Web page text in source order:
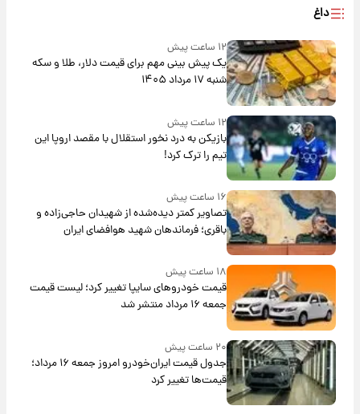
داغ
۱۲ ساعت پیش
یک پیش ‌بینی مهم برای قیمت دلار، طلا و سکه
شنبه ۱۷ مرداد ۱۴۰۵
۱۲ ساعت پیش
بازیکن به درد نخور استقلال با مقصد اروپا این
تیم را ترک کرد!
۱۶ ساعت پیش
تصاویر کمتر دیده‌شده از شهیدان حاجی‌زاده و
باقری؛ فرماندهان شهید هوافضای ایران
۱۸ ساعت پیش
قیمت خودروهای سایپا تغییر کرد؛ لیست قیمت
جمعه ۱۶ مرداد منتشر شد
۲۰ ساعت پیش
جدول قیمت ایران‌خودرو امروز جمعه ۱۶ مرداد؛
قیمت‌ها تغییر کرد